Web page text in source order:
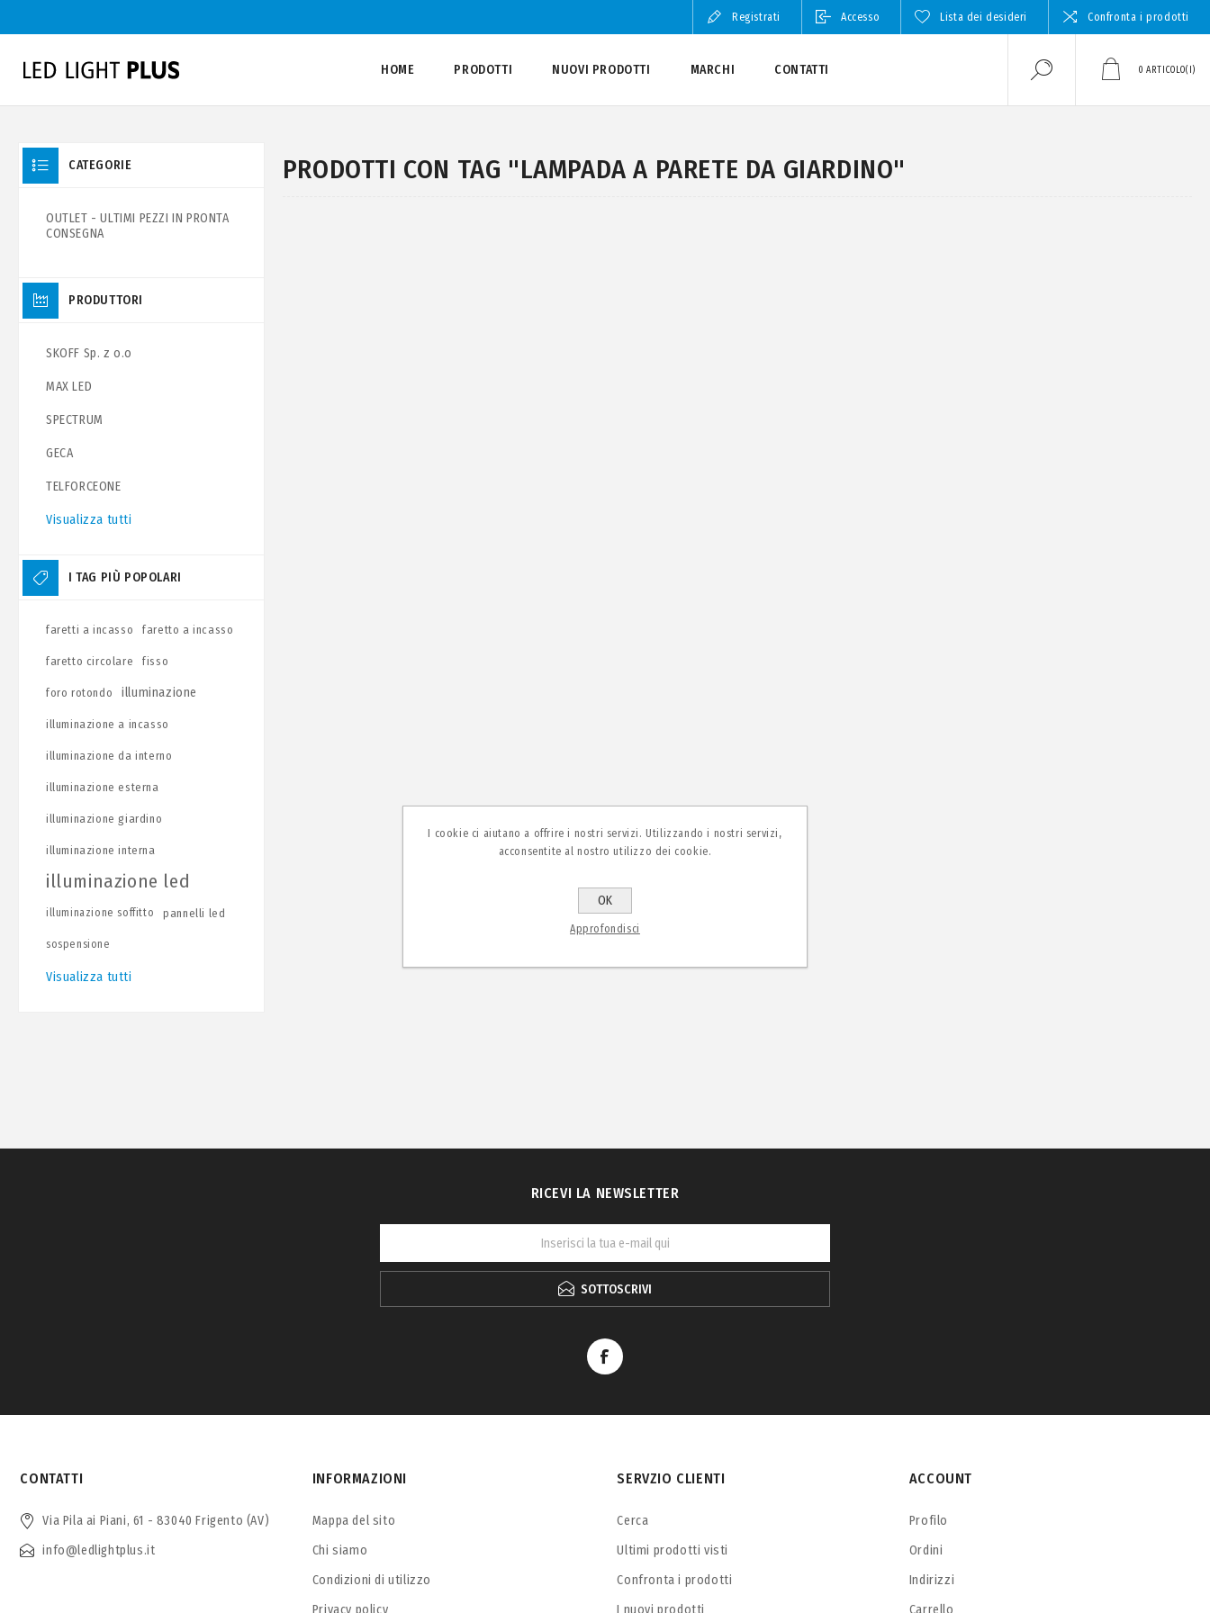
Registrati Accesso Lista dei desideri Confronta i prodotti
HOME PRODOTTI NUOVI PRODOTTI MARCHI CONTATTI 0 ARTICOLO(I)
PRODOTTI CON TAG "LAMPADA A PARETE DA GIARDINO"
CATEGORIE
OUTLET - ULTIMI PEZZI IN PRONTA
CONSEGNA
PRODUTTORI
SKOFF Sp. z o.o
MAX LED
SPECTRUM
GECA
TELFORCEONE
Visualizza tutti
I TAG PIÙ POPOLARI
faretti a incasso faretto a incasso
faretto circolare fisso
foro rotondo illuminazione
illuminazione a incasso
illuminazione da interno
illuminazione esterna
illuminazione giardino
illuminazione interna
illuminazione led
illuminazione soffitto pannelli led
sospensione
Visualizza tutti
RICEVI LA NEWSLETTER
SOTTOSCRIVI
CONTATTI
Via Pila ai Piani, 61 - 83040 Frigento (AV)
info@ledlightplus.it
INFORMAZIONI
Mappa del sito
Chi siamo
Condizioni di utilizzo
Privacy policy
SERVZIO CLIENTI
Cerca
Ultimi prodotti visti
Confronta i prodotti
I nuovi prodotti
ACCOUNT
Profilo
Ordini
Indirizzi
Carrello
I cookie ci aiutano a offrire i nostri servizi. Utilizzando i nostri servizi,
acconsentite al nostro utilizzo dei cookie.
OK
Approfondisci